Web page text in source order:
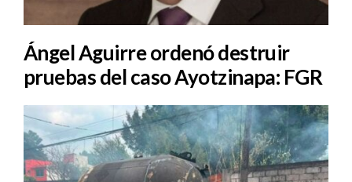
Ángel Aguirre ordenó destruir
pruebas del caso Ayotzinapa: FGR